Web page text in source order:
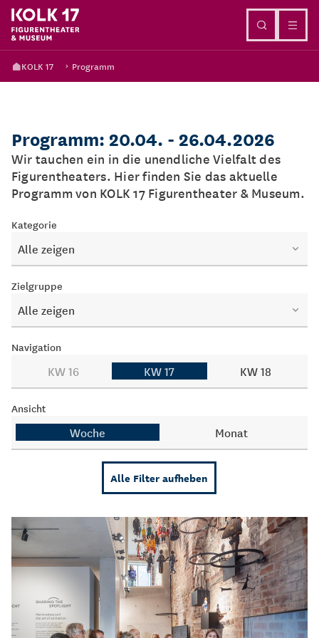
KOLK 17 Programm
Programm: 20.04. - 26.04.2026
Wir tauchen ein in die unendliche Vielfalt des
Figurentheaters. Hier finden Sie das aktuelle
Programm von KOLK 17 Figurentheater & Museum.
Kategorie
Alle zeigen
Zielgruppe
Alle zeigen
Navigation
KW 16 KW 17 KW 18
Ansicht
Woche Monat
Alle Filter aufheben